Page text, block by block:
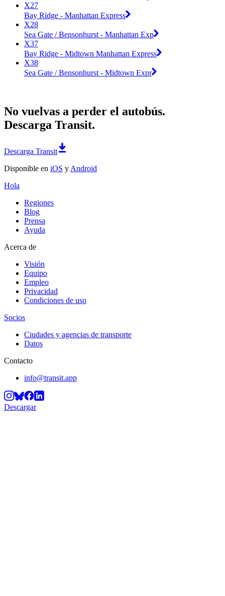
X27
Bay Ridge - Manhattan Express
X28
Sea Gate / Bensonhurst - Manhattan Exp
X37
Bay Ridge - Midtown Manhattan Express
X38
Sea Gate / Bensonhurst - Midtown Expr
No vuelvas a perder el autobús.
Descarga Transit.
Descarga Transit
Disponible en iOS y Android
Hola
Regiones
Blog
Prensa
Ayuda
Acerca de
Visión
Equipo
Empleo
Privacidad
Condiciones de uso
Socios
Ciudades y agencias de transporte
Datos
Contacto
info@transit.app
Descargar